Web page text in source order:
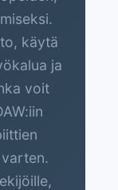
käytä
ja
voit